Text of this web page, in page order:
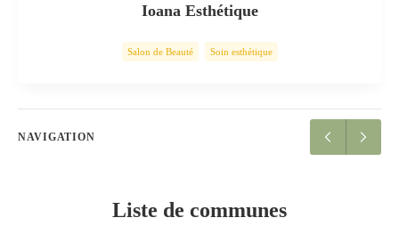
Ioana Esthétique
Salon de Beauté Soin esthétique
NAVIGATION
Liste de communes